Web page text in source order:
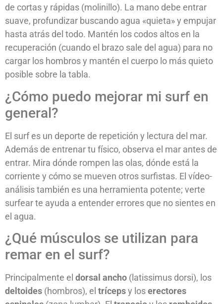
de cortas y rápidas (molinillo). La mano debe entrar
suave, profundizar buscando agua «quieta» y empujar
hasta atrás del todo. Mantén los codos altos en la
recuperación (cuando el brazo sale del agua) para no
cargar los hombros y mantén el cuerpo lo más quieto
posible sobre la tabla.
¿Cómo puedo mejorar mi surf en
general?
El surf es un deporte de repetición y lectura del mar.
Además de entrenar tu físico, observa el mar antes de
entrar. Mira dónde rompen las olas, dónde está la
corriente y cómo se mueven otros surfistas. El vídeo-
análisis también es una herramienta potente; verte
surfear te ayuda a entender errores que no sientes en
el agua.
¿Qué músculos se utilizan para
remar en el surf?
Principalmente el dorsal ancho (latissimus dorsi), los
deltoides (hombros), el trícepsy loserectores